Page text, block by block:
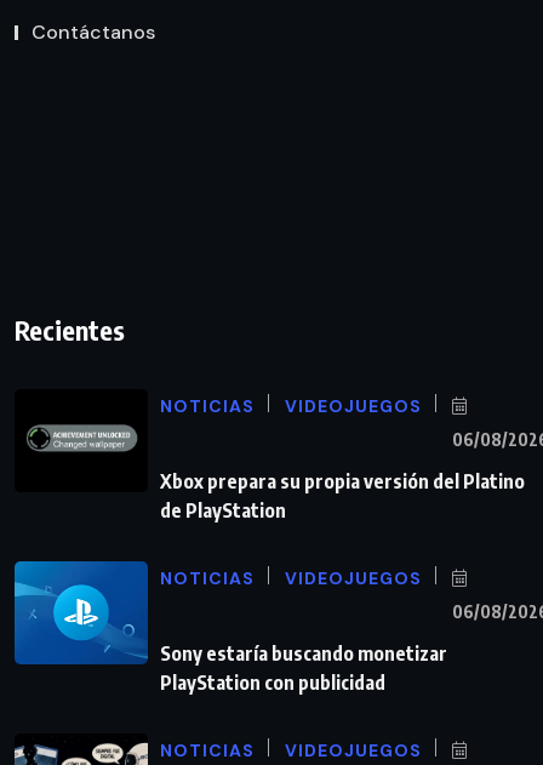
Contáctanos
Recientes
NOTICIAS VIDEOJUEGOS
06/08/
Xbox prepara su propia versión del Platino
de PlayStation
NOTICIAS VIDEOJUEGOS
06/08/
Sony estaría buscando monetizar
PlayStation con publicidad
NOTICIAS VIDEOJUEGOS